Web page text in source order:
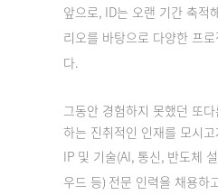
앞으로, ID는 오랜 기간 축적
리오를 바탕으로 다양한 프
다.
그동안 경험하지 못했던 또다
하는 진취적인 인재를 모시
IP 및 기술(AI, 통신, 반도체
우드 등) 전문 인력을 채용하